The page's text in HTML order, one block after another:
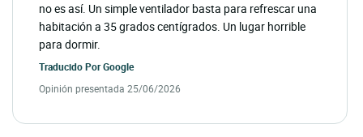
no es así. Un simple ventilador basta para refrescar una
habitación a 35 grados centígrados. Un lugar horrible
para dormir.
Traducido PorGoogle
Opinión presentada 25/06/2026